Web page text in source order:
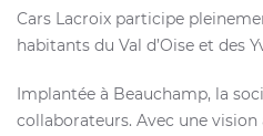
Cars Lacroix participe
habitants du Val d’Oise et des
Implantée à Beauchamp, la
collaborateurs. Avec une